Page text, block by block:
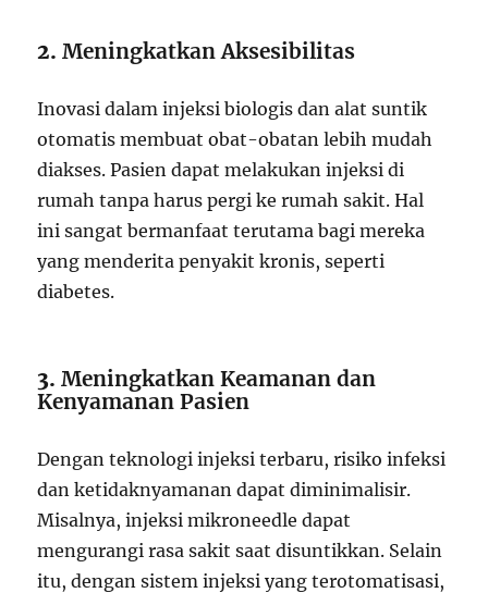
2.Meningkatkan Aksesibilitas
Inovasi dalam injeksi biologis dan alat suntik
otomatis membuat obat-obatan lebih mudah
diakses. Pasien dapat melakukan injeksi di
rumah tanpa harus pergi ke rumah sakit. Hal
ini sangat bermanfaat terutama bagi mereka
yang menderita penyakit kronis, seperti
diabetes.
3.Meningkatkan Keamanan dan
Kenyamanan Pasien
Dengan teknologi injeksi terbaru, risiko infeksi
dan ketidaknyamanan dapat diminimalisir.
Misalnya, injeksi mikroneedle dapat
mengurangi rasa sakit saat disuntikkan. Selain
itu, dengan sistem injeksi yang terotomatisasi,